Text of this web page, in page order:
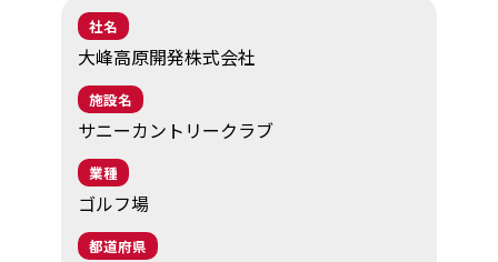
法人向け
サービス
導入事例
EV・充電の基礎知識
社名
大峰高原開発株式会社
施設名
サニーカントリークラブ
業種
ゴルフ場
都道府県